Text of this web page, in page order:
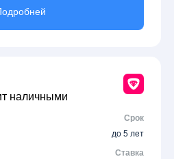
наличными
Срок
до 5 лет
Ставка